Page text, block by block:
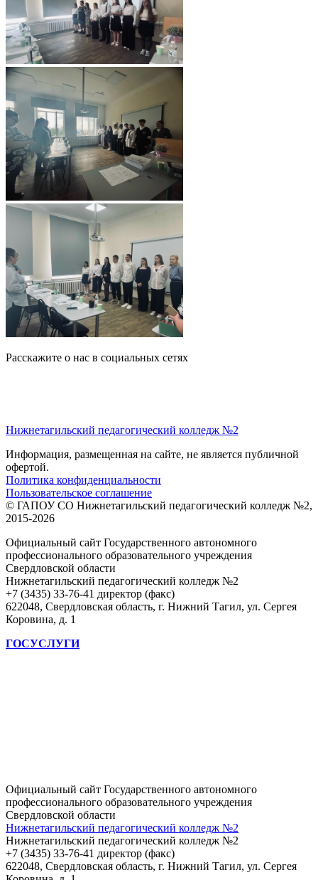
Расскажите о нас в социальных сетях
Нижнетагильский педагогический колледж №2
Информация, размещенная на сайте, не является публичной
офертой.
Политика конфиденциальности
Пользовательское соглашение
© ГАПОУ СО Нижнетагильский педагогический колледж №2,
2015-2026
Официальный сайт Государственного автономного
профессионального образовательного учреждения
Свердловской области
Нижнетагильский педагогический колледж №2
+7 (3435) 33-76-41 директор (факс)
622048, Свердловская область, г. Нижний Тагил, ул. Сергея
Коровина, д. 1
ГОСУСЛУГИ
Официальный сайт Государственного автономного
профессионального образовательного учреждения
Свердловской области
Нижнетагильский педагогический колледж №2
Нижнетагильский педагогический колледж №2
+7 (3435) 33-76-41 директор (факс)
622048, Свердловская область, г. Нижний Тагил, ул. Сергея